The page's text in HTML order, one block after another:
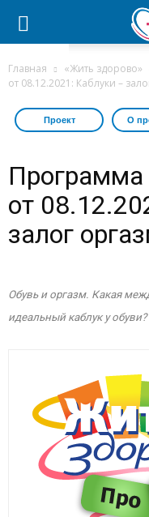
Главная «Жить здорово»
от 08.12.2021: Каблуки –
Проект О
от
залог
Обувь и оргазм. Какая
идеальный каблук у обуви?